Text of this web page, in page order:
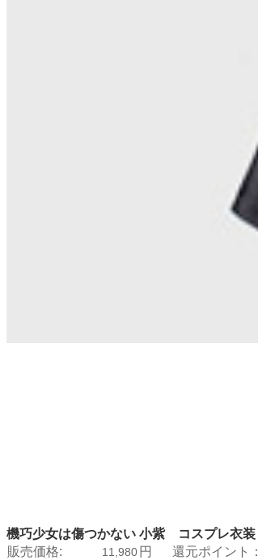
機巧少女は傷つかない 小紫 コスプレ衣装
販売価格:
11,980 円 還元ポイント：